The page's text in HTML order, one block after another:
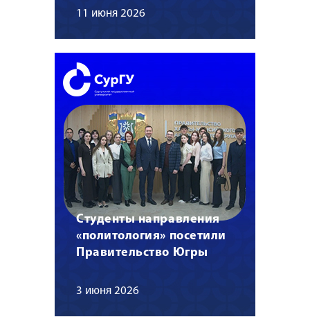
11 июня 2026
Студенты направления
«политология» посетили
Правительство Югры
3 июня 2026